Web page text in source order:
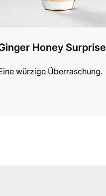
Honey Surprise
würzige Überraschung.